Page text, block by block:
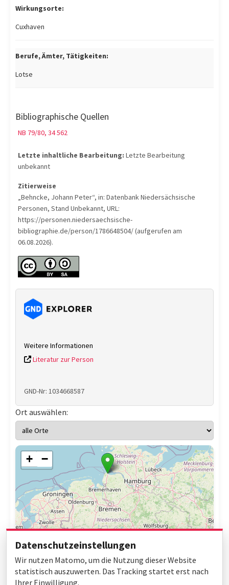
Wirkungsorte:
Cuxhaven
Berufe, Ämter, Tätigkeiten:
Lotse
Bibliographische Quellen
NB 79/80, 34 562
Letzte inhaltliche Bearbeitung: Letzte Bearbeitung
unbekannt
Zitierweise
„Behncke, Johann Peter“, in: Datenbank Niedersächsische
Personen, Stand Unbekannt, URL:
https://personen.niedersaechsische-
bibliographie.de/person/1786648504/ (aufgerufen am
06.08.2026).
Weitere Informationen
Literatur zur Person
GND-Nr: 1034668587
Ort auswählen:
+ −
Datenschutzeinstellungen
Wir nutzen Matomo, um die Nutzung dieser Website
statistisch auszuwerten. Das Tracking startet erst nach
Ihrer Einwilligung.